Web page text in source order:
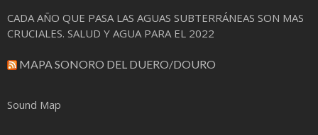
CADA AÑO QUE PASA LAS AGUAS SUBTERRÁNEAS SON MAS
CRUCIALES. SALUD Y AGUA PARA EL 2022
MAPA SONORO DEL DUERO/DOURO
Sound Map